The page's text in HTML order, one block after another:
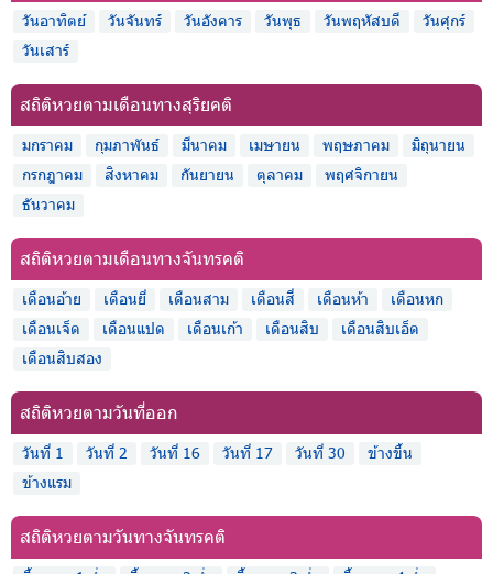
วันอาทิตย์ วันจันทร์ วันอังคาร วันพุธ วันพฤหัสบดี
วันศุกร์
วันเสาร์
สถิติหวยตามเดือนทางสุริยคติ
มกราคม กุมภาพันธ์ มีนาคม เมษายน พฤษภาคม
มิถุนายน
กรกฎาคม
สิงหาคม กันยายน ตุลาคม
พฤศจิกายน
ธันวาคม
สถิติหวยตามเดือนทางจันทรคติ
เดือนอ้าย เดือนยี่ เดือนสาม เดือนสี่ เดือนห้า
เดือนหก
เดือนเจ็ด
เดือนแปด เดือนเก้า เดือนสิบ
เดือนสิบเอ็ด
เดือนสิบสอง
สถิติหวยตามวันที่ออก
วันที่ 1 วันที่ 2 วันที่ 16 วันที่ 17 วันที่ 30
ข้างขึ้น
ข้างแรม
สถิติหวยตามวันทางจันทรคติ